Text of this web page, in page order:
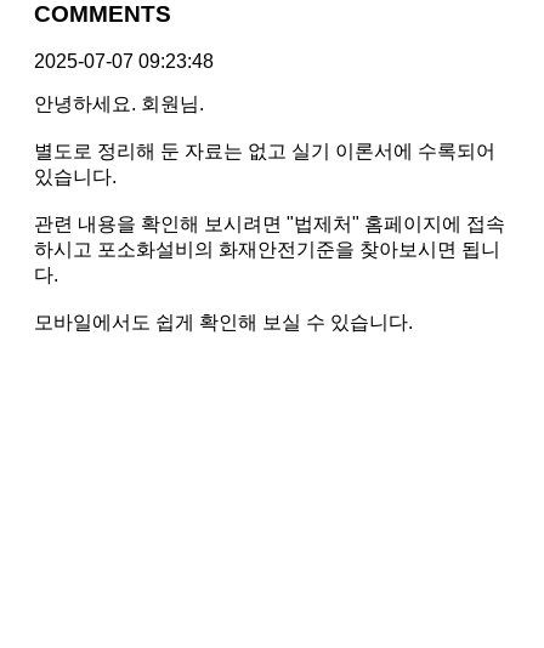
COMMENTS
2025-07-07 09:23:48
안녕하세요. 회원님.
별도로 정리해 둔 자료는 없고 실기 이론서에 수록되어
있습니다.
관련 내용을 확인해 보시려면 "법제처" 홈페이지에 접속
하시고 포소화설비의 화재안전기준을 찾아보시면 됩니
다.
모바일에서도 쉽게 확인해 보실 수 있습니다.